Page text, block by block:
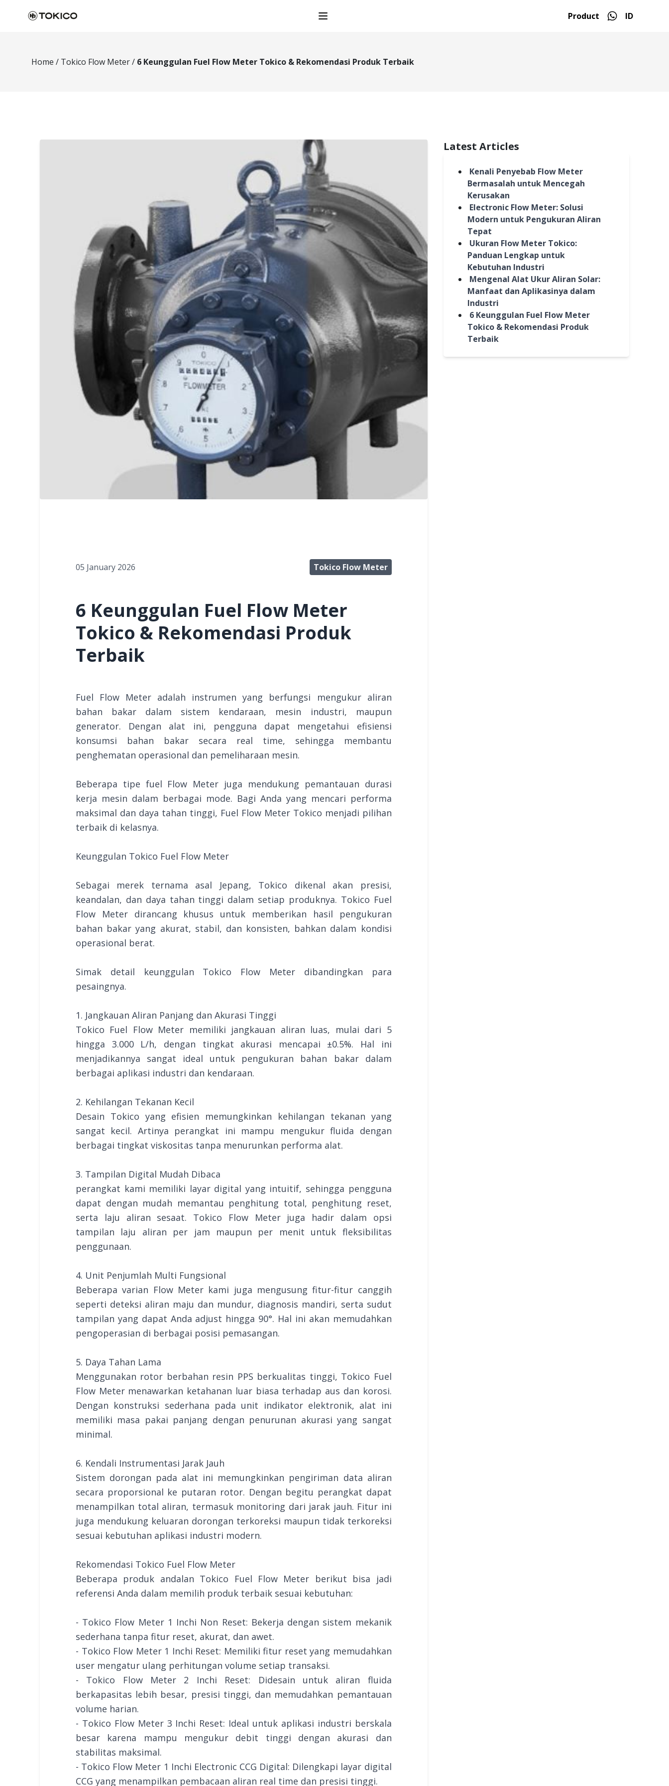
Open main menu Product ID
Home / Tokico Flow Meter/ 6 Keunggulan Fuel Flow Meter Tokico & Rekomendasi Produk Terbaik
05 January 2026 Tokico Flow Meter
6 Keunggulan Fuel Flow Meter
Tokico & Rekomendasi Produk
Terbaik
Fuel Flow Meter adalah instrumen yang berfungsi mengukur aliran
bahan bakar dalam sistem kendaraan, mesin industri, maupun
generator. Dengan alat ini, pengguna dapat mengetahui efisiensi
konsumsi bahan bakar secara real time, sehingga membantu
penghematan operasional dan pemeliharaan mesin.
Beberapa tipe fuel Flow Meter juga mendukung pemantauan durasi
kerja mesin dalam berbagai mode. Bagi Anda yang mencari performa
maksimal dan daya tahan tinggi, Fuel Flow Meter Tokico menjadi pilihan
terbaik di kelasnya.
Keunggulan Tokico Fuel Flow Meter
Sebagai merek ternama asal Jepang, Tokico dikenal akan presisi,
keandalan, dan daya tahan tinggi dalam setiap produknya. Tokico Fuel
Flow Meter dirancang khusus untuk memberikan hasil pengukuran
bahan bakar yang akurat, stabil, dan konsisten, bahkan dalam kondisi
operasional berat.
Simak detail keunggulan Tokico Flow Meter dibandingkan para
pesaingnya.
1. Jangkauan Aliran Panjang dan Akurasi Tinggi
Tokico Fuel Flow Meter memiliki jangkauan aliran luas, mulai dari 5
hingga 3.000 L/h, dengan tingkat akurasi mencapai ±0.5%. Hal ini
menjadikannya sangat ideal untuk pengukuran bahan bakar dalam
berbagai aplikasi industri dan kendaraan.
2. Kehilangan Tekanan Kecil
Desain Tokico yang efisien memungkinkan kehilangan tekanan yang
sangat kecil. Artinya perangkat ini mampu mengukur fluida dengan
berbagai tingkat viskositas tanpa menurunkan performa alat.
3. Tampilan Digital Mudah Dibaca
perangkat kami memiliki layar digital yang intuitif, sehingga pengguna
dapat dengan mudah memantau penghitung total, penghitung reset,
serta laju aliran sesaat. Tokico Flow Meter juga hadir dalam opsi
tampilan laju aliran per jam maupun per menit untuk fleksibilitas
penggunaan.
4. Unit Penjumlah Multi Fungsional
Beberapa varian Flow Meter kami juga mengusung fitur-fitur canggih
seperti deteksi aliran maju dan mundur, diagnosis mandiri, serta sudut
tampilan yang dapat Anda adjust hingga 90°. Hal ini akan memudahkan
pengoperasian di berbagai posisi pemasangan.
5. Daya Tahan Lama
Menggunakan rotor berbahan resin PPS berkualitas tinggi, Tokico Fuel
Flow Meter menawarkan ketahanan luar biasa terhadap aus dan korosi.
Dengan konstruksi sederhana pada unit indikator elektronik, alat ini
memiliki masa pakai panjang dengan penurunan akurasi yang sangat
minimal.
6. Kendali Instrumentasi Jarak Jauh
Sistem dorongan pada alat ini memungkinkan pengiriman data aliran
secara proporsional ke putaran rotor. Dengan begitu perangkat dapat
menampilkan total aliran, termasuk monitoring dari jarak jauh. Fitur ini
juga mendukung keluaran dorongan terkoreksi maupun tidak terkoreksi
sesuai kebutuhan aplikasi industri modern.
Rekomendasi Tokico Fuel Flow Meter
Beberapa produk andalan Tokico Fuel Flow Meter berikut bisa jadi
referensi Anda dalam memilih produk terbaik sesuai kebutuhan:
- Tokico Flow Meter 1 Inchi Non Reset: Bekerja dengan sistem mekanik
sederhana tanpa fitur reset, akurat, dan awet.
- Tokico Flow Meter 1 Inchi Reset: Memiliki fitur reset yang memudahkan
user mengatur ulang perhitungan volume setiap transaksi.
- Tokico Flow Meter 2 Inchi Reset: Didesain untuk aliran fluida
berkapasitas lebih besar, presisi tinggi, dan memudahkan pemantauan
volume harian.
- Tokico Flow Meter 3 Inchi Reset: Ideal untuk aplikasi industri berskala
besar karena mampu mengukur debit tinggi dengan akurasi dan
stabilitas maksimal.
- Tokico Flow Meter 1 Inchi Electronic CCG Digital: Dilengkapi layar digital
CCG yang menampilkan pembacaan aliran real time dan presisi tinggi.
Latest Articles
Kenali Penyebab Flow Meter
Bermasalah untuk Mencegah
Kerusakan
Electronic Flow Meter: Solusi
Modern untuk Pengukuran Aliran
Tepat
Ukuran Flow Meter Tokico:
Panduan Lengkap untuk
Kebutuhan Industri
Mengenal Alat Ukur Aliran Solar:
Manfaat dan Aplikasinya dalam
Industri
6 Keunggulan Fuel Flow Meter
Tokico & Rekomendasi Produk
Terbaik